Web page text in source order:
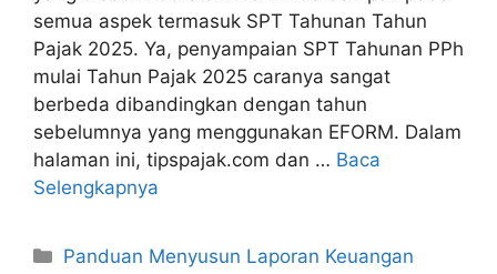
semua aspek termasuk SPT Tahunan Tahun
Pajak 2025. Ya, penyampaian SPT Tahunan PPh
mulai Tahun Pajak 2025 caranya sangat
berbeda dibandingkan dengan tahun
sebelumnya yang menggunakan EFORM. Dalam
halaman ini, tipspajak.com dan … Baca
Selengkapnya
Kategori
Panduan Menyusun Laporan Keuangan